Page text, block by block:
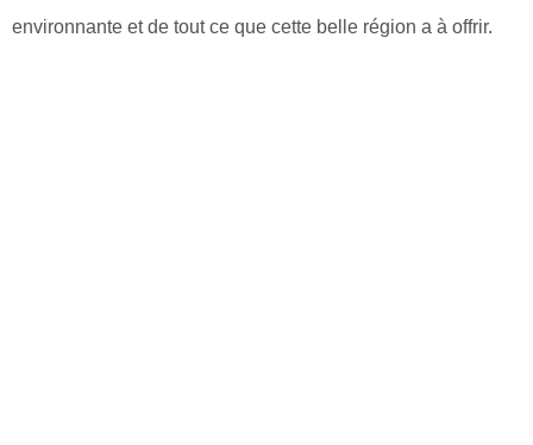
environnante et de tout ce que cette belle région a à offrir.